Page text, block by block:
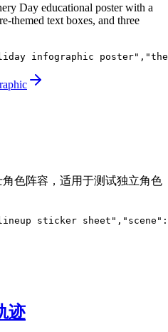
Day educational poster with a
themed text boxes, and three
infographic
色阵容，适用于测试独立角色
sticker
迹